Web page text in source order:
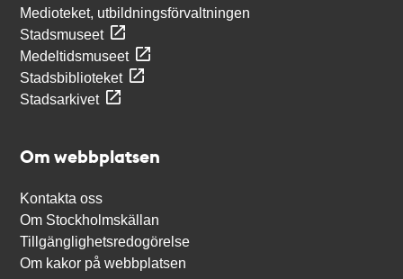
Medioteket, utbildningsförvaltningen
Stadsmuseet
Medeltidsmuseet
Stadsbiblioteket
Stadsarkivet
Om webbplatsen
Kontakta oss
Om Stockholmskällan
Tillgänglighetsredogörelse
Om kakor på webbplatsen